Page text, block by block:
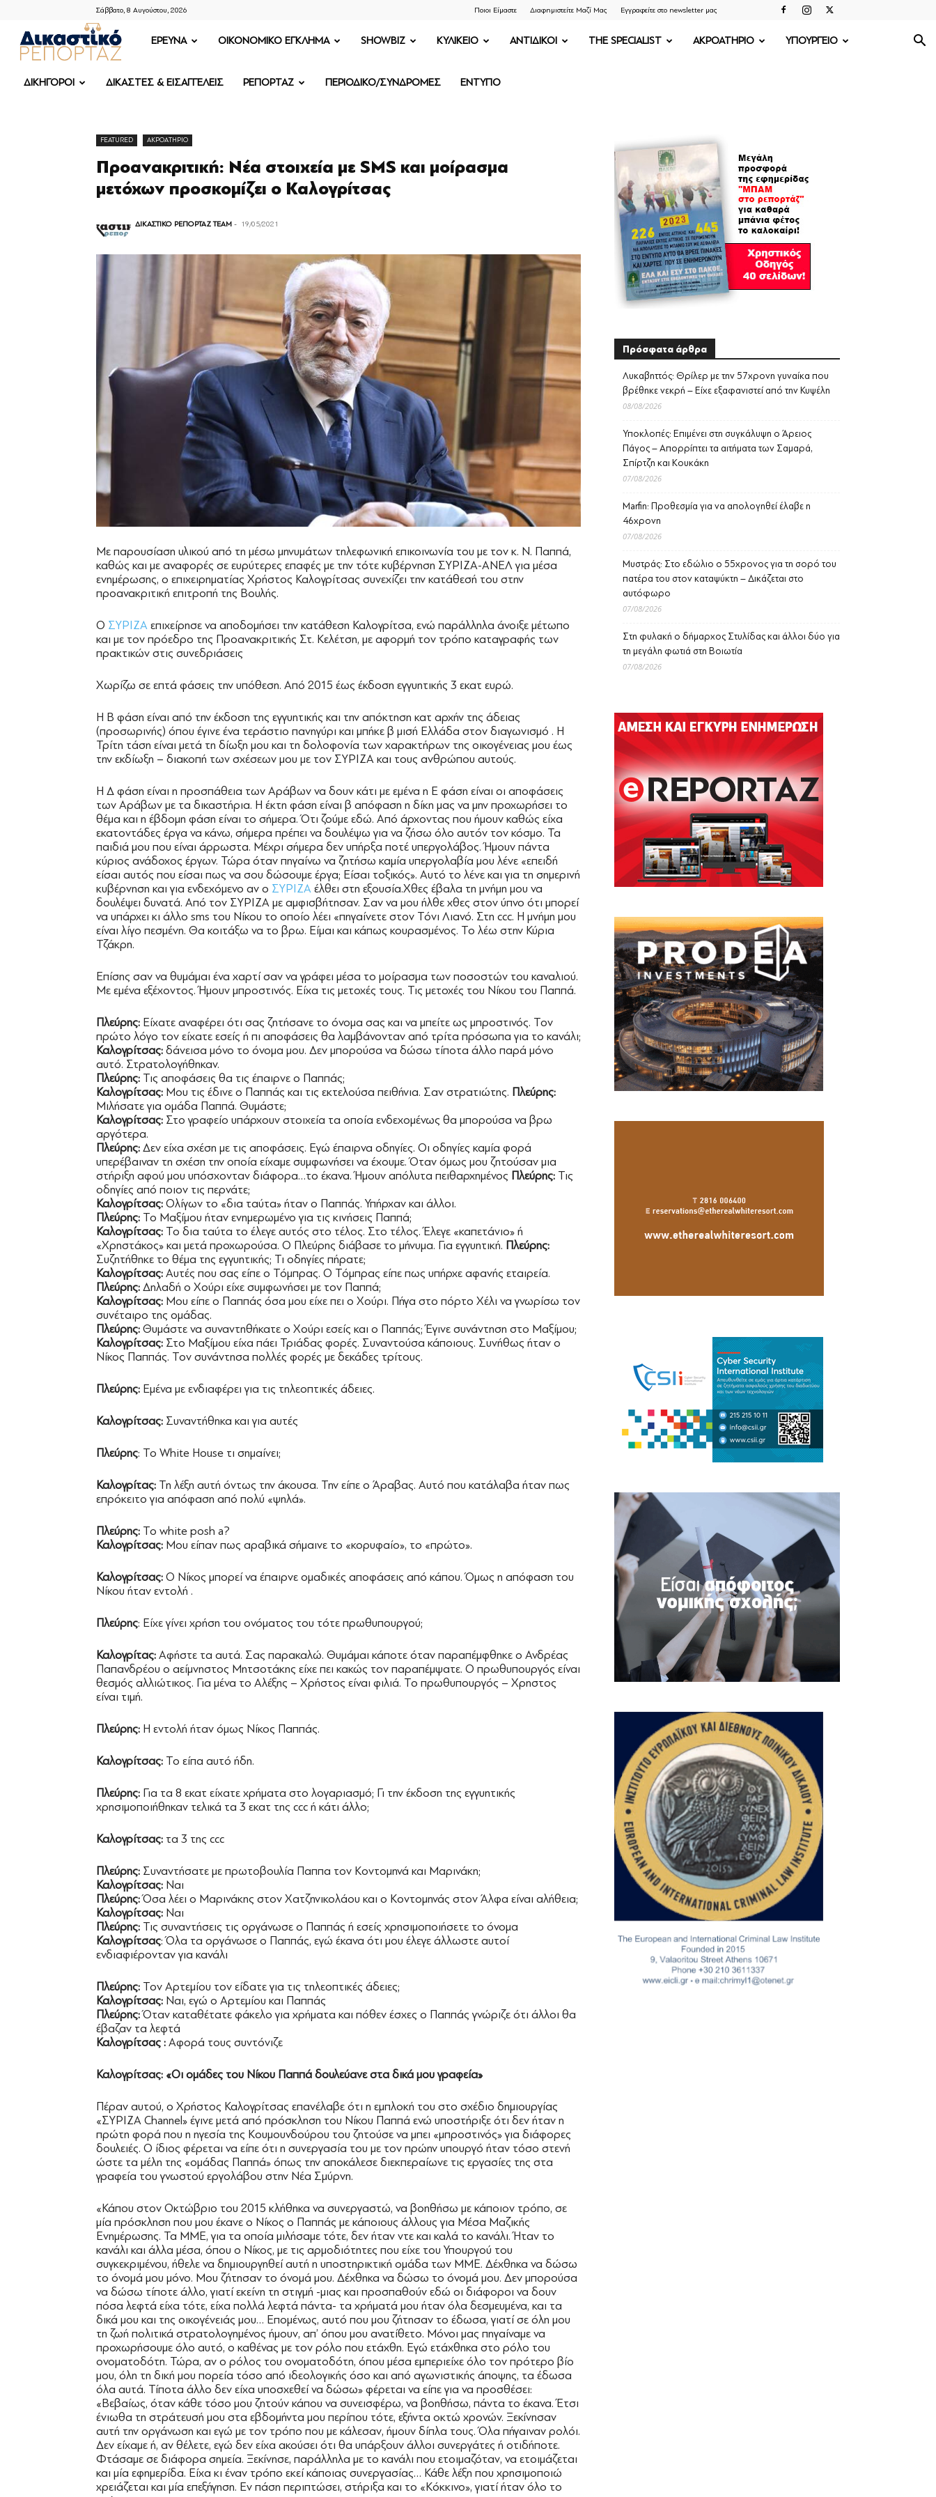
Σάββατο, 8 Αυγούστου, 2026 Ποιοι Είμαστε Διαφημιστείτε Μαζί Μας Εγγραφείτε στο newsletter μας
ΔΙΚΑΣΤΙΚΟ
ΡΕΠΟΡΤΑΖ
ΕΡΕΥΝΑ OIKONOMIKO ΕΓΚΛΗΜΑ SHOWBIZ ΚΥΛΙΚΕΙΟ ΑΝΤΙΔΙΚΟΙ THE SPECIALIST ΑΚΡΟΑΤΗΡΙΟ ΥΠΟΥΡΓΕΙΟ
ΔΙΚΗΓΟΡΟΙ ΔΙΚΑΣΤΕΣ & ΕΙΣΑΓΓΕΛΕΙΣ ΡΕΠΟΡΤΑΖ ΠΕΡΙΟΔΙΚΟ/ΣΥΝΔΡΟΜΕΣ ΕΝΤΥΠΟ
FEATURED ΑΚΡΟΑΤΗΡΙΟ
Προανακριτική: Νέα στοιχεία με SMS και μοίρασμα
μετόχων προσκομίζει ο Καλογρίτσας
ΔΙΚΑΣΤΙΚΟ ΡΕΠΟΡΤΑΖ TEAM - 19/05/2021
Με παρουσίαση υλικού από τη μέσω μηνυμάτων τηλεφωνική επικοινωνία του με τον κ. Ν. Παππά,
καθώς και με αναφορές σε ευρύτερες επαφές με την τότε κυβέρνηση ΣΥΡΙΖΑ-ΑΝΕΛ για μέσα
ενημέρωσης, ο επιχειρηματίας Χρήστος Καλογρίτσας συνεχίζει την κατάθεσή του στην
προανακριτική επιτροπή της Βουλής.
Ο ΣΥΡΙΖΑ επιχείρησε να αποδομήσει την κατάθεση Καλογρίτσα, ενώ παράλληλα άνοιξε μέτωπο
και με τον πρόεδρο της Προανακριτικής Στ. Κελέτση, με αφορμή τον τρόπο καταγραφής των
πρακτικών στις συνεδριάσεις
Χωρίζω σε επτά φάσεις την υπόθεση. Από 2015 έως έκδοση εγγυητικής 3 εκατ ευρώ.
Η Β φάση είναι από την έκδοση της εγγυητικής και την απόκτηση κατ αρχήν της άδειας
(προσωρινής) όπου έγινε ένα τεράστιο πανηγύρι και μπήκε β μισή Ελλάδα στον διαγωνισμό . Η
Τρίτη τάση είναι μετά τη δίωξη μου και τη δολοφονία των χαρακτήρων της οικογένειας μου έως
την εκδίωξη – διακοπή των σχέσεων μου με τον ΣΥΡΙΖΑ και τους ανθρώπου αυτούς.
Η Δ φάση είναι η προσπάθεια των Αράβων να δουν κάτι με εμένα η Ε φάση είναι οι αποφάσεις
των Αράβων με τα δικαστήρια. Η έκτη φάση είναι β απόφαση η δίκη μας να μην προχωρήσει το
θέμα και η έβδομη φάση είναι το σήμερα. Ότι ζούμε εδώ. Από άρχοντας που ήμουν καθώς είχα
εκατοντάδες έργα να κάνω, σήμερα πρέπει να δουλέψω για να ζήσω όλο αυτόν τον κόσμο. Τα
παιδιά μου που είναι άρρωστα. Μέχρι σήμερα δεν υπήρξα ποτέ υπεργολάβος. Ήμουν πάντα
κύριος ανάδοχος έργων. Τώρα όταν πηγαίνω να ζητήσω καμία υπεργολαβία μου λένε «επειδή
είσαι αυτός που είσαι πως να σου δώσουμε έργα; Είσαι τοξικός». Αυτό το λένε και για τη σημερινή
κυβέρνηση και για ενδεχόμενο αν ο ΣΥΡΙΖΑ έλθει στη εξουσία.Χθες έβαλα τη μνήμη μου να
δουλέψει δυνατά. Από τον ΣΥΡΙΖΑ με αμφισβήτησαν. Σαν να μου ήλθε χθες στον ύπνο ότι μπορεί
να υπάρχει κι άλλο sms του Νίκου το οποίο λέει «πηγαίνετε στον Τόνι Λιανό. Στη ccc. Η μνήμη μου
είναι λίγο πεσμένη. Θα κοιτάξω να το βρω. Είμαι και κάπως κουρασμένος. Το λέω στην Κύρια
Τζάκρη.
Επίσης σαν να θυμάμαι ένα χαρτί σαν να γράφει μέσα το μοίρασμα των ποσοστών του καναλιού.
Με εμένα εξέχοντος. Ήμουν μπροστινός. Είχα τις μετοχές τους. Τις μετοχές του Νίκου του Παππά.
Πλεύρης: Είχατε αναφέρει ότι σας ζητήσανε το όνομα σας και να μπείτε ως μπροστινός. Τον
πρώτο λόγο τον είχατε εσείς ή πι αποφάσεις θα λαμβάνονταν από τρίτα πρόσωπα για το κανάλι;
Καλογρίτσας: δάνεισα μόνο το όνομα μου. Δεν μπορούσα να δώσω τίποτα άλλο παρά μόνο
αυτό. Στρατολογήθηκαν.
Πλεύρης: Τις αποφάσεις θα τις έπαιρνε ο Παππάς;
Καλογρίτσας: Μου τις έδινε ο Παππάς και τις εκτελούσα πειθήνια. Σαν στρατιώτης. Πλεύρης:
Μιλήσατε για ομάδα Παππά. Θυμάστε;
Καλογρίτσας: Στο γραφείο υπάρχουν στοιχεία τα οποία ενδεχομένως θα μπορούσα να βρω
αργότερα.
Πλεύρης: Δεν είχα σχέση με τις αποφάσεις. Εγώ έπαιρνα οδηγίες. Οι οδηγίες καμία φορά
υπερέβαιναν τη σχέση την οποία είχαμε συμφωνήσει να έχουμε. Όταν όμως μου ζητούσαν μια
στήριξη αφού μου υπόσχονταν διάφορα…το έκανα. Ήμουν απόλυτα πειθαρχημένος Πλεύρης: Τις
οδηγίες από ποιον τις περνάτε;
Καλογρίτσας: Ολίγων το «δια ταύτα» ήταν ο Παππάς. Υπήρχαν και άλλοι.
Πλεύρης: Το Μαξίμου ήταν ενημερωμένο για τις κινήσεις Παππά;
Καλογρίτσας: Το δια ταύτα το έλεγε αυτός στο τέλος. Στο τέλος. Έλεγε «καπετάνιο» ή
«Χρηστάκος» και μετά προχωρούσα. Ο Πλεύρης διάβασε το μήνυμα. Για εγγυητική. Πλεύρης:
Συζητήθηκε το θέμα της εγγυητικής; Τι οδηγίες πήρατε;
Καλογρίτσας: Αυτές που σας είπε ο Τόμπρας. Ο Τόμπρας είπε πως υπήρχε αφανής εταιρεία.
Πλεύρης: Δηλαδή ο Χούρι είχε συμφωνήσει με τον Παππά;
Καλογρίτσας: Μου είπε ο Παππάς όσα μου είχε πει ο Χούρι. Πήγα στο πόρτο Χέλι να γνωρίσω τον
συνέταιρο της ομάδας.
Πλεύρης: Θυμάστε να συναντηθήκατε ο Χούρι εσείς και ο Παππάς; Έγινε συνάντηση στο Μαξίμου;
Καλογρίτσας: Στο Μαξίμου είχα πάει Τριάδας φορές. Συναντούσα κάποιους. Συνήθως ήταν ο
Νίκος Παππάς. Τον συνάντησα πολλές φορές με δεκάδες τρίτους.
Πλεύρης: Εμένα με ενδιαφέρει για τις τηλεοπτικές άδειες.
Καλογρίτσας: Συναντήθηκα και για αυτές
Πλεύρης: Το White House τι σημαίνει;
Καλογρίτας: Τη λέξη αυτή όντως την άκουσα. Την είπε ο Άραβας. Αυτό που κατάλαβα ήταν πως
επρόκειτο για απόφαση από πολύ «ψηλά».
Πλεύρης: Το white posh a?
Καλογρίτσας: Μου είπαν πως αραβικά σήμαινε το «κορυφαίο», το «πρώτο».
Καλογρίτσας: Ο Νίκος μπορεί να έπαιρνε ομαδικές αποφάσεις από κάπου. Όμως η απόφαση του
Νίκου ήταν εντολή .
Πλεύρης: Είχε γίνει χρήση του ονόματος του τότε πρωθυπουργού;
Καλογρίτας: Αφήστε τα αυτά. Σας παρακαλώ. Θυμάμαι κάποτε όταν παραπέμφθηκε ο Ανδρέας
Παπανδρέου ο αείμνηστος Μητσοτάκης είχε πει κακώς τον παραπέμψατε. Ο πρωθυπουργός είναι
θεσμός αλλιώτικος. Για μένα το Αλέξης – Χρήστος είναι φιλιά. Το πρωθυπουργός – Χρηστος
είναι τιμή.
Πλεύρης: Η εντολή ήταν όμως Νίκος Παππάς.
Καλογρίτσας: Το είπα αυτό ήδη.
Πλεύρης: Για τα 8 εκατ είχατε χρήματα στο λογαριασμό; Γι την έκδοση της εγγυητικής
χρησιμοποιήθηκαν τελικά τα 3 εκατ της ccc ή κάτι άλλο;
Καλογρίτσας: τα 3 της ccc
Πλεύρης: Συναντήσατε με πρωτοβουλία Παππα τον Κοντομηνά και Μαρινάκη;
Καλογρίτσας: Ναι
Πλεύρης:Όσα λέει ο Μαρινάκης στον Χατζηνικολάου και ο Κοντομηνάς στον Άλφα είναι αλήθεια;
Καλογρίτσας: Ναι
Πλεύρης: Τις συναντήσεις τις οργάνωσε ο Παππάς ή εσείς χρησιμοποιήσετε το όνομα
Καλογρίτσας: Όλα τα οργάνωσε ο Παππάς, εγώ έκανα ότι μου έλεγε άλλωστε αυτοί
ενδιαφιέρονταν για κανάλι
Πλεύρης: Τον Αρτεμίου τον είδατε για τις τηλεοπτικές άδειες;
Καλογρίτσας: Ναι, εγώ ο Αρτεμίου και Παππάς
Πλεύρης:Όταν καταθέτατε φάκελο για χρήματα και πόθεν έσχες ο Παππάς γνώριζε ότι άλλοι θα
έβαζαν τα λεφτά
Καλογρίτσας : Αφορά τους συντόνιζε
Καλογρίτσας: «Οι ομάδες του Νίκου Παππά δουλεύανε στα δικά μου γραφεία»
Πέραν αυτού, ο Χρήστος Καλογρίτσας επανέλαβε ότι η εμπλοκή του στο σχέδιο δημιουργίας
«ΣΥΡΙΖΑ Channel» έγινε μετά από πρόσκληση του Νίκου Παππά ενώ υποστήριξε ότι δεν ήταν η
πρώτη φορά που η ηγεσία της Κουμουνδούρου του ζητούσε να μπει «μπροστινός» για διάφορες
δουλειές. Ο ίδιος φέρεται να είπε ότι η συνεργασία του με τον πρώην υπουργό ήταν τόσο στενή
ώστε τα μέλη της «ομάδας Παππά» όπως την αποκάλεσε διεκπεραίωνε τις εργασίες της στα
γραφεία του γνωστού εργολάβου στην Νέα Σμύρνη.
«Κάπου στον Οκτώβριο του 2015 κλήθηκα να συνεργαστώ, να βοηθήσω με κάποιον τρόπο, σε
μία πρόσκληση που μου έκανε ο Νίκος ο Παππάς με κάποιους άλλους για Μέσα Μαζικής
Ενημέρωσης. Τα ΜΜΕ, για τα οποία μιλήσαμε τότε, δεν ήταν ντε και καλά το κανάλι. Ήταν το
κανάλι και άλλα μέσα, όπου ο Νίκος, με τις αρμοδιότητες που είχε του Υπουργού του
συγκεκριμένου, ήθελε να δημιουργηθεί αυτή η υποστηρικτική ομάδα των ΜΜΕ. Δέχθηκα να δώσω
το όνομά μου μόνο. Μου ζήτησαν το όνομά μου. Δέχθηκα να δώσω το όνομά μου. Δεν μπορούσα
να δώσω τίποτε άλλο, γιατί εκείνη τη στιγμή -μιας και προσπαθούν εδώ οι διάφοροι να δουν
πόσα λεφτά είχα τότε, είχα πολλά λεφτά πάντα- τα χρήματά μου ήταν όλα δεσμευμένα, και τα
δικά μου και της οικογένειάς μου… Επομένως, αυτό που μου ζήτησαν το έδωσα, γιατί σε όλη μου
τη ζωή πολιτικά στρατολογημένος ήμουν, απ’ όπου μου ανατίθετο. Μόνοι μας πηγαίναμε να
προχωρήσουμε όλο αυτό, ο καθένας με τον ρόλο που ετάχθη. Εγώ ετάχθηκα στο ρόλο του
ονοματοδότη. Τώρα, αν ο ρόλος του ονοματοδότη, όπου μέσα εμπεριείχε όλο τον πρότερο βίο
μου, όλη τη δική μου πορεία τόσο από ιδεολογικής όσο και από αγωνιστικής άποψης, τα έδωσα
όλα αυτά. Τίποτα άλλο δεν είχα υποσχεθεί να δώσω» φέρεται να είπε για να προσθέσει:
«Βεβαίως, όταν κάθε τόσο μου ζητούν κάπου να συνεισφέρω, να βοηθήσω, πάντα το έκανα. Έτσι
ένιωθα τη στράτευσή μου στα εβδομήντα μου περίπου τότε, εξήντα οκτώ χρονών. Ξεκίνησαν
αυτή την οργάνωση και εγώ με τον τρόπο που με κάλεσαν, ήμουν δίπλα τους. Όλα πήγαιναν ρολόι.
Δεν είχαμε ή, αν θέλετε, εγώ δεν είχα ακούσει ότι θα υπάρξουν άλλοι συνεργάτες ή οτιδήποτε.
Φτάσαμε σε διάφορα σημεία. Ξεκίνησε, παράλληλα με το κανάλι που ετοιμαζόταν, να ετοιμάζεται
και μία εφημερίδα. Είχα κι έναν τρόπο εκεί κάποιας συνεργασίας… Κάθε λέξη που χρησιμοποιώ
χρειάζεται και μία επεξήγηση. Εν πάση περιπτώσει, στήριξα και το «Κόκκινο», γιατί ήταν όλο το
Πρόσφατα άρθρα
Λυκαβηττός: Θρίλερ με την 57χρονη γυναίκα που
βρέθηκε νεκρή – Είχε εξαφανιστεί από την Κυψέλη
08/08/2026
Υποκλοπές: Επιμένει στη συγκάλυψη ο Άρειος
Πάγος – Απορρίπτει τα αιτήματα των Σαμαρά,
Σπίρτζη και Κουκάκη
07/08/2026
Marfin: Προθεσμία για να απολογηθεί έλαβε η
46χρονη
07/08/2026
Μυστράς: Στο εδώλιο ο 55χρονος για τη σορό του
πατέρα του στον καταψύκτη – Δικάζεται στο
αυτόφωρο
07/08/2026
Στη φυλακή ο δήμαρχος Στυλίδας και άλλοι δύο για
τη μεγάλη φωτιά στη Βοιωτία
07/08/2026